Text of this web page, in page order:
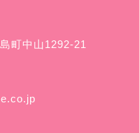
町中山1292-21